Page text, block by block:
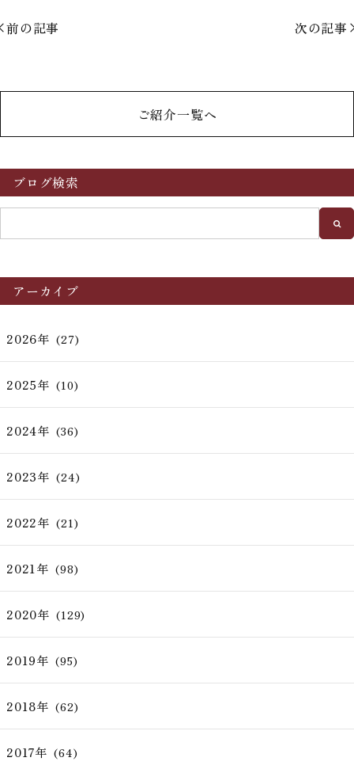
前の記事 次の記事
ご紹介一覧へ
ブログ検索
アーカイブ
2026年 (27)
2025年 (10)
2024年 (36)
2023年 (24)
2022年 (21)
2021年 (98)
2020年 (129)
2019年 (95)
2018年 (62)
2017年 (64)